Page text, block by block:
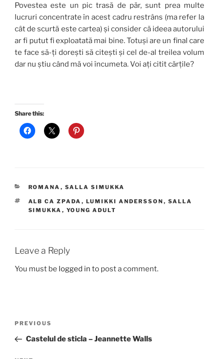
Povestea este un pic trasă de păr, sunt prea multe
lucruri concentrate în acest cadru restrâns (ma refer la
cât de scurtă este cartea) și consider că ideea autorului
ar fi putut fi exploatată mai bine. Totuși are un final care
te face să-ți dorești să citești și cel de-al treilea volum
dar nu știu când mă voi încumeta. Voi ați citit cărțile?
Share this:
CATEGORIES
ROMANA , SALLA SIMUKKA
TAGS
ALB CA ZPADA , LUMIKKI ANDERSSON , SALLA
SIMUKKA , YOUNG ADULT
Leave a Reply
You must be logged in to post a comment.
Previous
Post
PREVIOUS
Castelul de sticla – Jeannette Walls